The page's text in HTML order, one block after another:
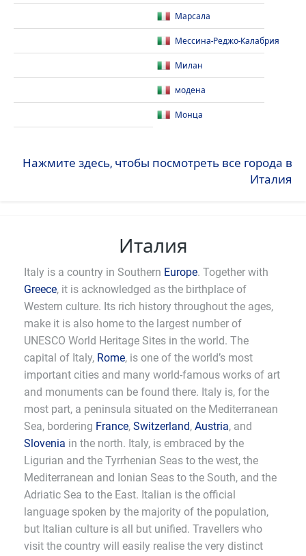
Марсала
Мессина-Реджо-Калабрия
Милан
модена
Монца
Нажмите здесь, чтобы посмотреть все города в
Италия
Италия
Italy is a country in Southern Europe. Together with
Greece, it is acknowledged as the birthplace of
Western culture. Its rich history throughout the ages,
make it is also home to the largest number of
UNESCO World Heritage Sites in the world. The
capital of Italy, Rome, is one of the world’s most
important cities and many world-famous works of art
and monuments can be found there. Italy is, for the
most part, a peninsula situated on the Mediterranean
Sea, bordering France, Switzerland, Austria, and
Slovenia in the north. Italy, is embraced by the
Ligurian and the Tyrrhenian Seas to the west, the
Mediterranean and Ionian Seas to the South, and the
Adriatic Sea to the East. Italian is the official
language spoken by the majority of the population,
but Italian culture is all but unified. Travellers who
visit the country will easily realise the very distinct